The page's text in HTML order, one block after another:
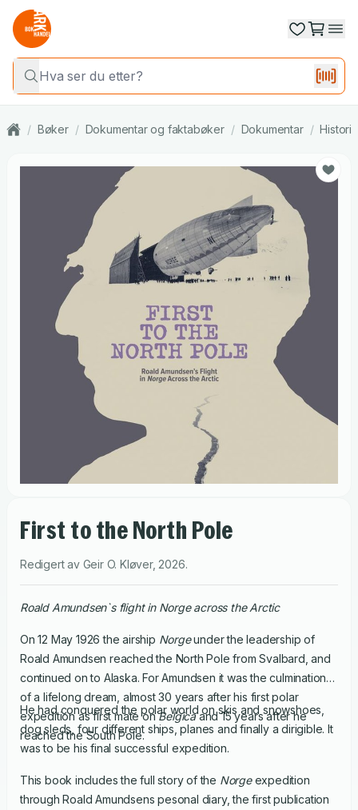
/ Bøker / Dokumentar og faktabøker / Dokumentar /
First to the North Pole
Redigert av Geir O. Kløver, 2026.
Roald Amundsen`s flight in Norge across the Arctic
On 12 May 1926 the airship Norgeunder the leadership of
Roald Amundsen reached the North Pole from Svalbard, and
continued on to Alaska. For Amundsen it was the culmination
of a lifelong dream, almost 30 years after his first polar
expedition as first mate onBelgicaand 15 years after he
reached the South Pole.
He had conquered the polar world on skis and snowshoes,
dog sleds, four different ships, planes and finally a dirigible. It
was to be his final successful expedition.
This book includes the full story of the Norgeexpedition
through Roald Amundsens pesonal diary, the first publication